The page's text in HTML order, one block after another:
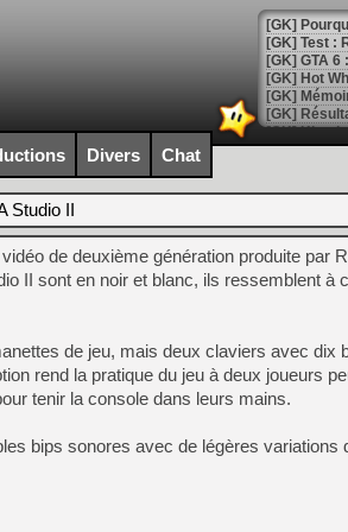
[GK]
[GK] Test :
[GK] GTA
[GK] Hot
[GK]
[GK]
[GK] Déjà
[Mo5]
[GK]
[GK] Beast
[GK]
[GK]
[GK] Dan
[GK]
[GK]
[GK] Isle
[GK]
[GK]
[Mo5]
[GK] Le
[GK]
Divers Chat
Studio II
de deuxième génération produite par
II sont en noir et blanc, ils ressemblent à
de jeu, mais deux claviers avec dix
rend la pratique du jeu à deux joueurs
tenir la console dans leurs mains.
bips sonores avec de légères variations